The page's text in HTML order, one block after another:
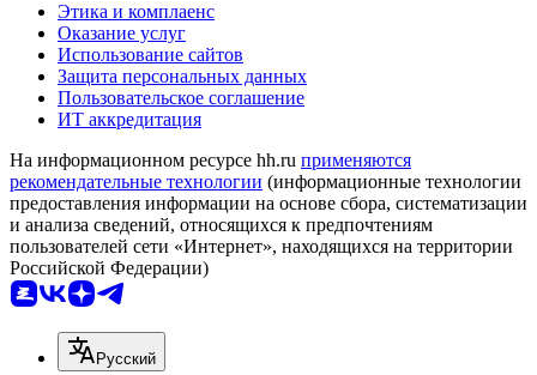
Этика и комплаенс
Оказание услуг
Использование сайтов
Защита персональных данных
Пользовательское соглашение
ИТ аккредитация
На информационном ресурсе hh.ru применяются
рекомендательные технологии (информационные технологии
предоставления информации на основе сбора, систематизации
и анализа сведений, относящихся к предпочтениям
пользователей сети «Интернет», находящихся на территории
Российской Федерации)
Русский